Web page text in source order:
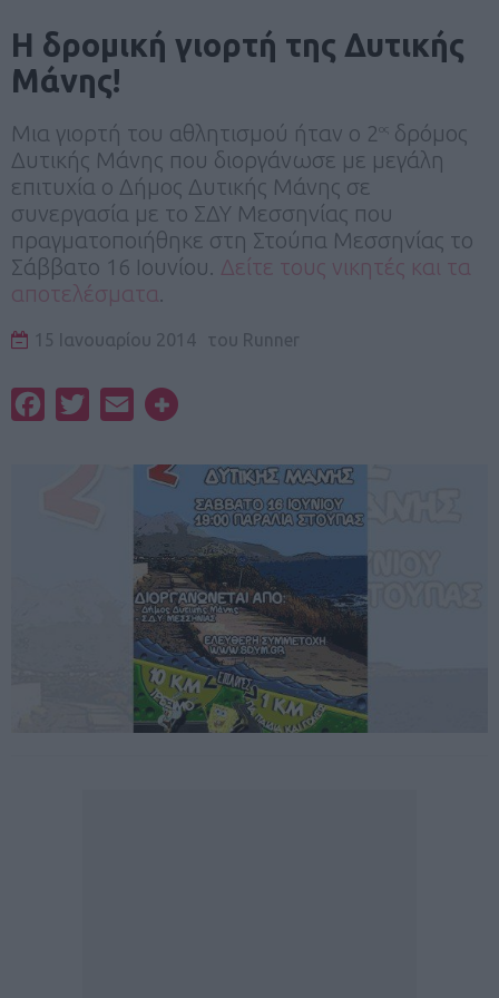
Η δρομική γιορτή της Δυτικής
Μάνης!
Μια γιορτή του αθλητισμού ήταν ο 2ος
δρόμος
Δυτικής Μάνης που διοργάνωσε με μεγάλη
επιτυχία ο Δήμος Δυτικής Μάνης σε
συνεργασία με το ΣΔΥ Μεσσηνίας που
πραγματοποιήθηκε στη Στούπα Μεσσηνίας το
Σάββατο 16 Ιουνίου. Δείτε τους νικητές και τα
αποτελέσματα.
15 Ιανουαρίου 2014 του Runner
FacebookTwitterEmail